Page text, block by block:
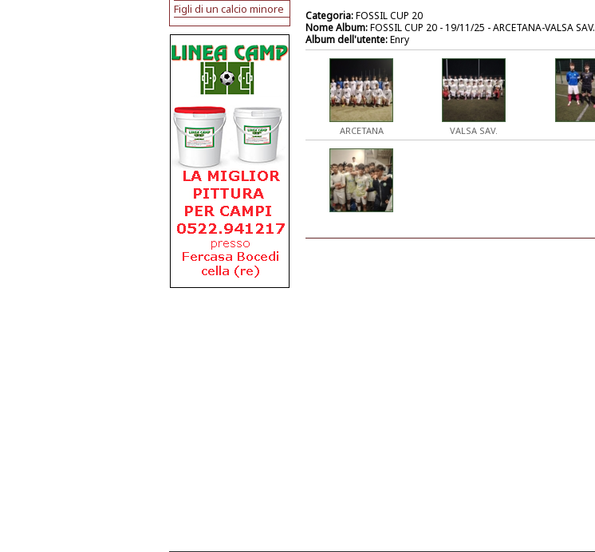
Figli di un calcio minore
Categoria:FOSSIL CUP 20
Nome Album:FOSSIL CUP 20 - 19/11/25 - ARCETANA-VALSA SAV.
Album dell'utente:Enry
ARCETANA VALSA SAV.